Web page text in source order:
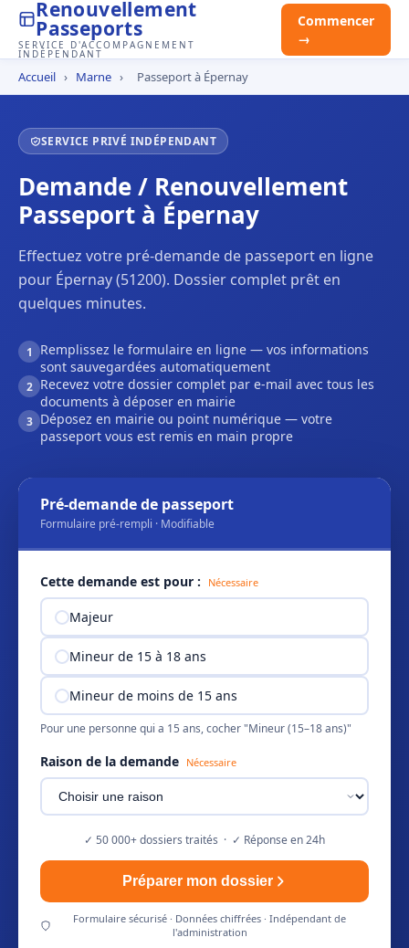
Renouvellement
Passeports
SERVICE D'ACCOMPAGNEMENT
INDÉPENDANT
Commencer
→
Accueil › Marne › Passeport à Épernay
SERVICE PRIVÉ INDÉPENDANT
Demande / Renouvellement
Passeport à Épernay
Effectuez votre pré-demande de passeport en ligne
pour Épernay (51200). Dossier complet prêt en
quelques minutes.
1
Remplissez le formulaire en ligne — vos informations
sont sauvegardées automatiquement
2 Recevez votre dossier complet par e-mail avec tous les
documents à déposer en mairie
3 Déposez en mairie ou point numérique — votre
passeport vous est remis en main propre
Pré-demande de passeport
Formulaire pré-rempli · Modifiable
Cette demande est pour : Nécessaire
Majeur
Mineur de 15 à 18 ans
Mineur de moins de 15 ans
Pour une personne qui a 15 ans, cocher "Mineur (15–18 ans)"
Raison de la demande Nécessaire
✓ 50 000+ dossiers traités · ✓ Réponse en 24h
Préparer mon dossier
Formulaire sécurisé · Données chiffrées · Indépendant de
l'administration